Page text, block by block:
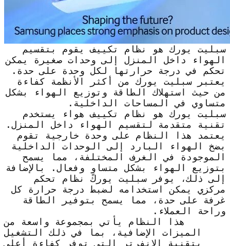
سبليت يورك هو نظام تكييف يقوم بتقسيم
الهواء داخل المنزل إلى وحدات صغيرة يمكن
تحكم في درجة حرارتها لكل وحدة على حدة.
يعتبر سبليت يورك من أكثر الأنظمة كفاءة
من حيث استهلاك الطاقة وتوزيع الهواء بشكل
متساوي في المساحات الداخلية.
سبليت يورك هو نظام تكييف هواء يستخدم
تقنية متقدمة لتقسيم الهواء داخل المنزل.
يعتمد هذا النظام على وحدة خارجية تقوم
بضخ الهواء البارد إلى الوحدات الداخلية
الموجودة في الغرف المختلفة، مما يسمح
بتوزيع الهواء بشكل متساوٍ وفعال. بالإضافة
إلى ذلك، يوفر سبليت يورك نظام تحكم
مركزي يمكن استخدامه لضبط درجة حرارة كل
غرفة على حدة، مما يسمح بتوفير الطاقة
وراحة العملاء.
هذا النظام يأتي بمجموعة واسعة من
الميزات الإضافية، بما في ذلك التشغيل
بتقنية الإنفرتر التي توفر كفاءة أعلى